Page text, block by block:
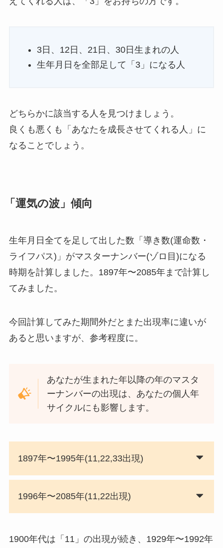
3日、12日、21日、30日生まれの人
生年月日を全部足して「3」になる人
どちらかに該当する人を見つけましょう。
良くも悪くも「あなたを成長させてくれる人」に
なることでしょう。
「運気の波」傾向
生年月日全てを足して出した数「導き数(運命数・
ライフパス)」がマスターナンバー(ゾロ目)になる
時期を計算しました。1897年〜2085年まで計算し
てみました。
今回計算してみた期間外だとまた出現率に違いが
あると思いますが、参考程度に。
あなたが生まれた年以降の年のマスタ
ーナンバーの出現は、あなたの個人年
サイクルにも影響します。
1897年〜1995年(11,22,33出現)
1996年〜2085年(11,22出現)
1900年代は「11」の出現が続き、1929年〜1992年